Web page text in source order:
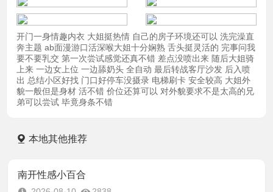
开门一身情趣内衣 大姐挺热情 自己的房子环境还可以 洗完澡直
奔主题 ab面漫游口活深喉大姐十分娴熟 舌头挺灵活的 完事问我
要不要乳交 第一次尝试感觉还真不错 差点没喷出来 随后大姐骑
上来 一边女上位 一边舔奶头 全自动 最后转战客厅沙发 后入喷
出 总结小区好找 门口好停车没摄录 电梯刷卡 安全较高 大姐外
貌一般但是身材 活不错 价位还算可以 对外貌要求不是太高的兄
弟可以尝试 毕竟身条不错
本地其他推荐
南开性感小百合